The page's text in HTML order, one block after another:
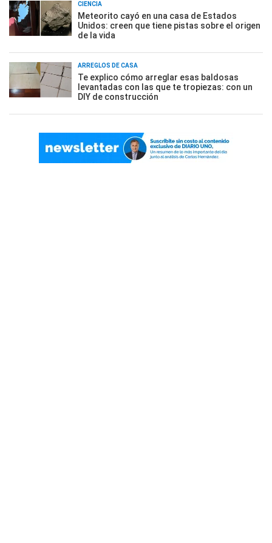
CIENCIA
Meteorito cayó en una casa de Estados
Unidos: creen que tiene pistas sobre el origen
de la vida
ARREGLOS DE CASA
Te explico cómo arreglar esas baldosas
levantadas con las que te tropiezas: con un
DIY de construcción